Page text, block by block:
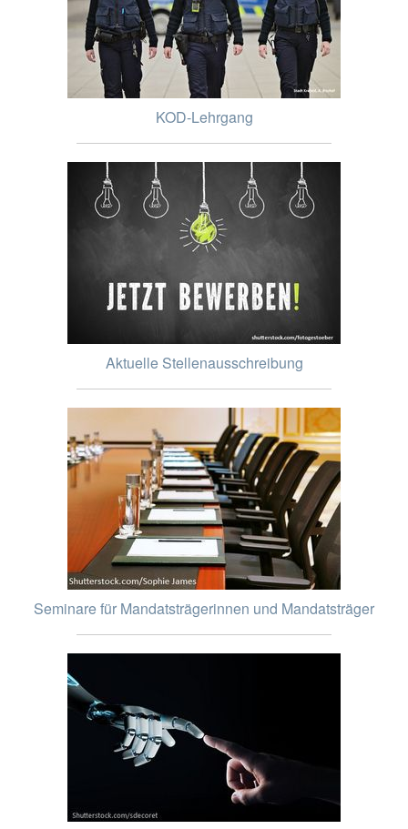
KOD-Lehrgang
Aktuelle Stellenausschreibung
Seminare für Mandatsträgerinnen und Mandatsträger